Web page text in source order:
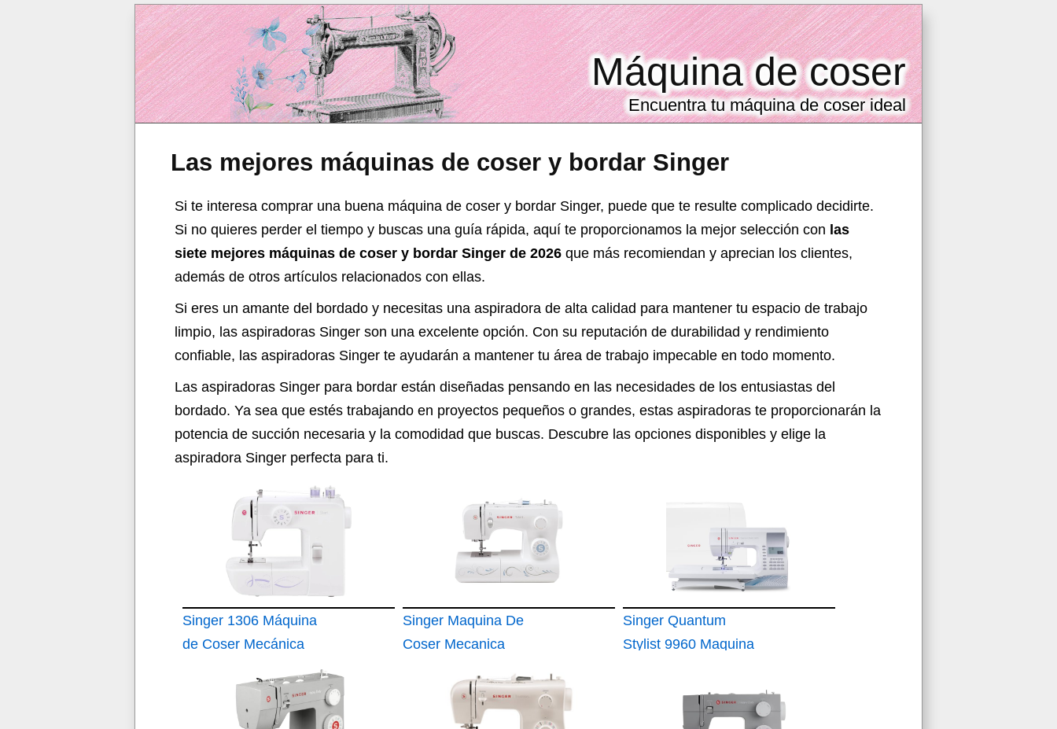
Las mejores máquinas de coser y bordar Singer
Máquina de coser
Encuentra tu máquina de coser ideal
Si te interesa comprar una buena máquina de coser y bordar Singer, puede que te resulte complicado decidirte.
Si no quieres perder el tiempo y buscas una guía rápida, aquí te proporcionamos la mejor selección con las
siete mejores máquinas de coser y bordar Singer de 2026 que más recomiendan y aprecian los clientes,
además de otros artículos relacionados con ellas.
Si eres un amante del bordado y necesitas una aspiradora de alta calidad para mantener tu espacio de trabajo
limpio, las aspiradoras Singer son una excelente opción. Con su reputación de durabilidad y rendimiento
confiable, las aspiradoras Singer te ayudarán a mantener tu área de trabajo impecable en todo momento.
Las aspiradoras Singer para bordar están diseñadas pensando en las necesidades de los entusiastas del
bordado. Ya sea que estés trabajando en proyectos pequeños o grandes, estas aspiradoras te proporcionarán la
potencia de succión necesaria y la comodidad que buscas. Descubre las opciones disponibles y elige la
aspiradora Singer perfecta para ti.
Singer 1306 Máquina
de Coser Mecánica
Singer Maquina De
Coser Mecanica
Puntadas Utilitarias
Singer Quantum
Stylist 9960 Maquina